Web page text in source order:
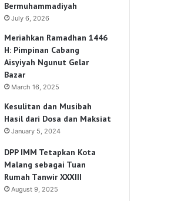
Bermuhammadiyah
July 6, 2026
Meriahkan Ramadhan 1446
H: Pimpinan Cabang
Aisyiyah Ngunut Gelar
Bazar
March 16, 2025
Kesulitan dan Musibah
Hasil dari Dosa dan Maksiat
January 5, 2024
DPP IMM Tetapkan Kota
Malang sebagai Tuan
Rumah Tanwir XXXIII
August 9, 2025